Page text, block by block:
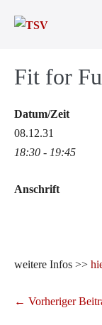
Inhalt
Fit for
Datum/Zeit
08.12.31
18:30 - 19:45
Anschrift
weitere Infos >>
Beitragsnavigation
← Vorheriger